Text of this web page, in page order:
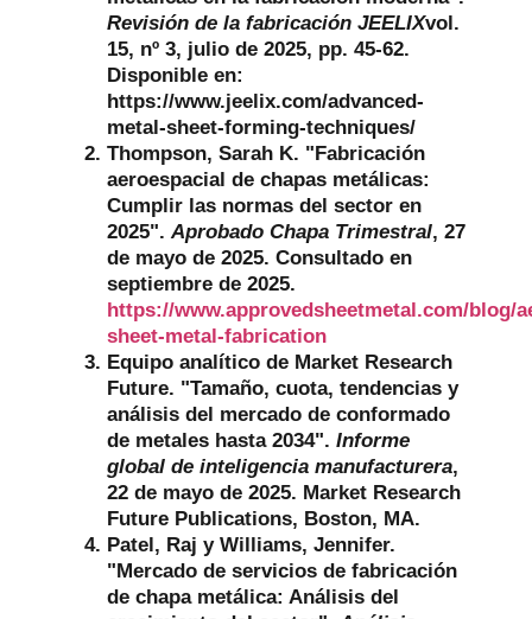
Revisión de la fabricación JEELIXvol.
15, nº 3, julio de 2025, pp. 45-62.
Disponible en:
https://www.jeelix.com/advanced-
metal-sheet-forming-techniques/
Thompson, Sarah K. "Fabricación
aeroespacial de chapas metálicas:
Cumplir las normas del sector en
2025".Aprobado Chapa Trimestral, 27
de mayo de 2025. Consultado en
septiembre de 2025.
https://www.approvedsheetmetal.com/blog/
sheet-metal-fabrication
Equipo analítico de Market Research
Future. "Tamaño, cuota, tendencias y
análisis del mercado de conformado
de metales hasta 2034". Informe
global de inteligencia manufacturera,
22 de mayo de 2025. Market Research
Future Publications, Boston, MA.
Patel, Raj y Williams, Jennifer.
"Mercado de servicios de fabricación
de chapa metálica: Análisis del